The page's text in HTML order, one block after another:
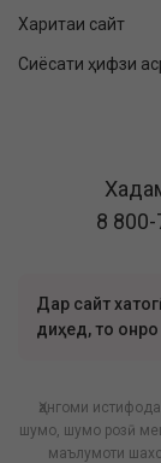
Харитаи сайт
Сиёсати ҳифзи
8
Дар сайт
диҳед, то
Ҳангоми
шумо, шумо розӣ
маълумоти